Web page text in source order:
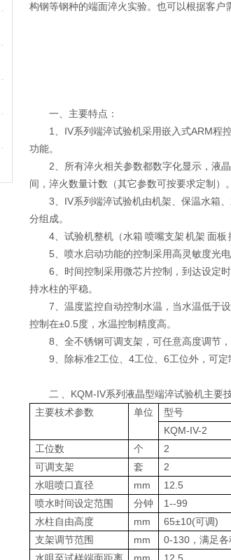
构钢等钢种的端面淬火实验。也可以根据客户
一、主要特点：
1、IV系列端淬试验机采用嵌入式ARM程
功能。
2、所有淬火相关参数都数字化显示，液
间，淬火数量计数（其它参数可按要求定制）。
3、IV系列端淬试验机由机架、保温水箱
分组成。
4、试验机整机（水箱 喷嘴支架 机架 面
5、喷水启动功能的控制采用高灵敏度光
6、时间控制采用微芯片控制，到达设定
持水柱的平稳。
7、温度监控自动控制水温，当水温低于
控制在±0.5度，水温控制精度高。
8、全不锈钢可调支架，可任意高度调节
9、除标准2工位、4工位、6工位外，可
二 、KQM-IV系列液晶型端淬试验机主要
主要枝术参数
单位
型号
KQM-IV-2
工位数
个 2
可调支架
套 2
水咀喷口直径
mm
12.5
喷水时间设定范围
分钟
1--99
水柱自由高度
mm
65±10(可调)
支架调节范围
mm
0-130，满足